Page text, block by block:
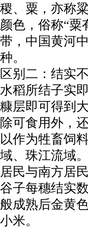
稷、粟，亦称
颜色，俗称“粟
带，中国黄河
种。
区别二：结实
水稻所结子实
糠层即可得到
除可食用外，
以作为牲畜饲
域、珠江流域
居民与南方居
谷子每穗结实
般成熟后金黄
小米。